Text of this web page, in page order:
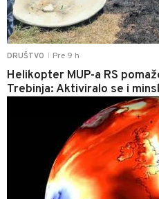
DRUŠTVO Pre 9 h
Helikopter MUP-a RS
Trebinja: Aktiviralo se i